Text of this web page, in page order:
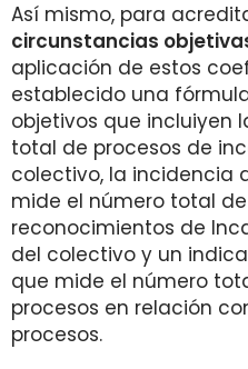
Así mismo, para
circunstancias
aplicación de estos
establecido una
objetivos que incluiyen
total de procesos de
colectivo, la incidencia
mide el número total
reconocimientos de
del colectivo y un
que mide el número
procesos en relación
procesos.